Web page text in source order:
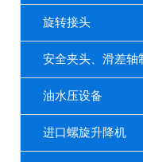
旋转接头
安全夹头、滑差轴
油水压设备
进口螺旋升降机